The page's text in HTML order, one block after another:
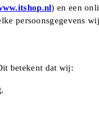
) en een
persoonsgegevens
betekent dat wij: